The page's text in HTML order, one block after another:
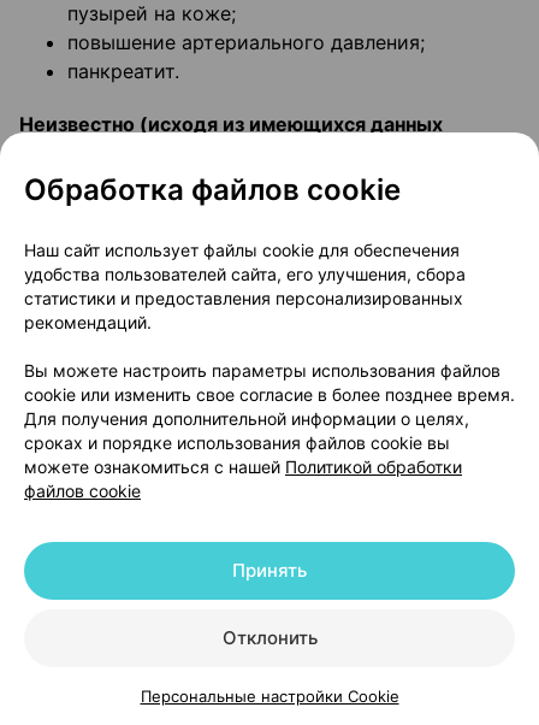
КаталогКорзинаИзбранноеПрофиль
пузырей на коже;
повышение артериального давления;
панкреатит.
Неизвестно (исходя из имеющихся данных
Нарушения зрения;
галлюцинации (возможно, вы слышите или
видите вещи, которых на самом деле нет);
парестезия (аномальные ощущения, такие как
особенно в руках и ногах);
сонливость;
метеоризм (вздутие живота);
сердечная недостаточность;
обострение язвенного колита и болезни Крона
вынашивания ребенка).
Сообщение о нежелательных реакциях
реакции, проконсультируйтесь с врачом или
Обработка файлов cookie
Наш сайт использует файлы cookie для обеспечения
удобства пользователей сайта, его улучшения, сбора
статистики и предоставления персонализированных
рекомендаций.
Вы можете настроить параметры использования файлов
cookie или изменить свое согласие в более позднее время.
Для получения дополнительной информации о целях,
сроках и порядке использования файлов cookie вы
можете ознакомиться с нашей Политикой обработки
файлов cookie
Отклонить
Принять
Персональные настройки Cookie